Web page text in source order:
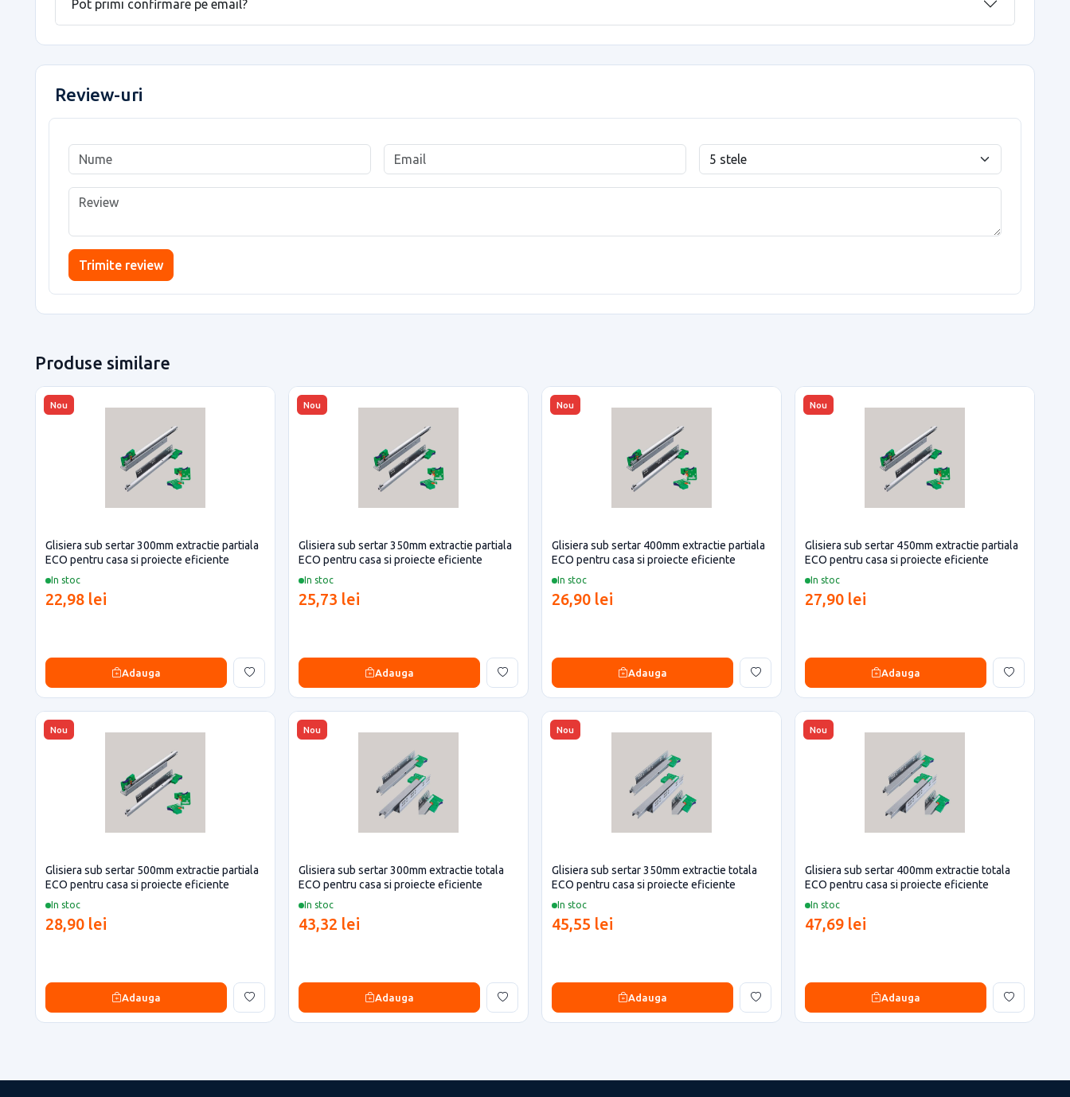
Pot primi confirmare pe email?
Review-uri
Trimite review
Produse similare
Nou
In stoc
Glisiera sub sertar 300mm extractie partiala
ECO pentru casa si proiecte eficiente
22,98 lei
Adauga
Nou
In stoc
Glisiera sub sertar 350mm extractie partiala
ECO pentru casa si proiecte eficiente
25,73 lei
Adauga
Nou
In stoc
Glisiera sub sertar 400mm extractie partiala
ECO pentru casa si proiecte eficiente
26,90 lei
Adauga
Nou
In stoc
Glisiera sub sertar 450mm extractie partiala
ECO pentru casa si proiecte eficiente
27,90 lei
Adauga
Nou
In stoc
Glisiera sub sertar 500mm extractie partiala
ECO pentru casa si proiecte eficiente
28,90 lei
Adauga
Nou
In stoc
Glisiera sub sertar 300mm extractie totala
ECO pentru casa si proiecte eficiente
43,32 lei
Adauga
Nou
In stoc
Glisiera sub sertar 350mm extractie totala
ECO pentru casa si proiecte eficiente
45,55 lei
Adauga
Nou
In stoc
Glisiera sub sertar 400mm extractie totala
ECO pentru casa si proiecte eficiente
47,69 lei
Adauga